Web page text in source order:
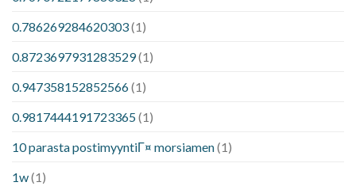
0.786269284620303(1)
0.8723697931283529(1)
0.947358152852566(1)
0.9817444191723365(1)
10 parasta postimyyntiГ¤ morsiamen(1)
1w(1)